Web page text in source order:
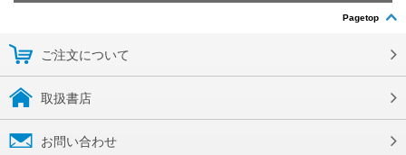
Pagetop
ご注文について
取扱書店
お問い合わせ